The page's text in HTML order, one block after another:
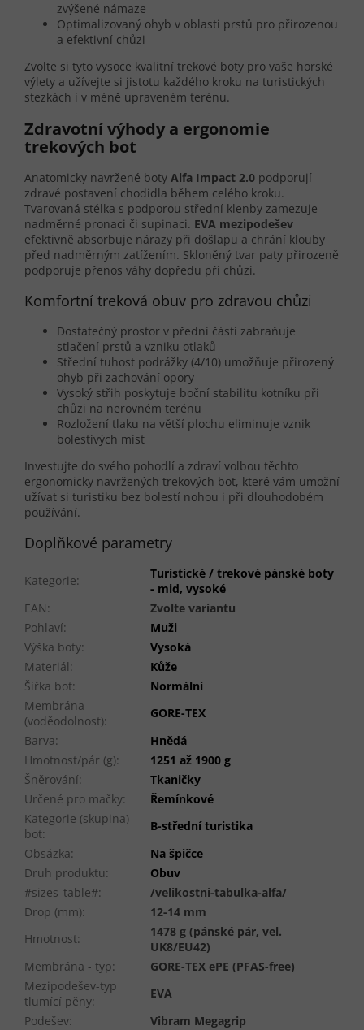
zvýšené námaze
Optimalizovaný ohyb v oblasti prstů pro přirozenou
a efektivní chůzi
Zvolte si tyto vysoce kvalitní trekové boty pro vaše horské
výlety a užívejte si jistotu každého kroku na turistických
stezkách i v méně upraveném terénu.
Zdravotní výhody a ergonomie
trekových bot
Anatomicky navržené boty Alfa Impact 2.0 podporují
zdravé postavení chodidla během celého kroku.
Tvarovaná stélka s podporou střední klenby zamezuje
nadměrné pronaci či supinaci. EVA mezipodešev
efektivně absorbuje nárazy při došlapu a chrání klouby
před nadměrným zatížením. Skloněný tvar paty přirozeně
podporuje přenos váhy dopředu při chůzi.
Komfortní treková obuv pro zdravou chůzi
Dostatečný prostor v přední části zabraňuje
stlačení prstů a vzniku otlaků
Střední tuhost podrážky (4/10) umožňuje přirozený
ohyb při zachování opory
Vysoký střih poskytuje boční stabilitu kotníku při
chůzi na nerovném terénu
Rozložení tlaku na větší plochu eliminuje vznik
bolestivých míst
Investujte do svého pohodlí a zdraví volbou těchto
ergonomicky navržených trekových bot, které vám umožní
užívat si turistiku bez bolestí nohou i při dlouhodobém
používání.
Doplňkové parametry
Kategorie:
Turistické / trekové pánské boty
- mid, vysoké
EAN:
Zvolte variantu
Pohlaví:
Muži
Výška boty:
Vysoká
Materiál:
Kůže
Šířka bot:
Normální
Membrána
(voděodolnost):
GORE-TEX
Barva:
Hnědá
Hmotnost/pár (g):
1251 až 1900 g
Šněrování:
Tkaničky
Určené pro mačky:
Řemínkové
Kategorie (skupina)
bot:
B-střední turistika
Obsázka:
Na špičce
Druh produktu:
Obuv
#sizes_table#:
/velikostni-tabulka-alfa/
Drop (mm):
12-14 mm
Hmotnost:
1478 g (pánské pár, vel.
UK8/EU42)
Membrána - typ:
GORE-TEX ePE (PFAS-free)
Mezipodešev-typ
tlumící pěny:
EVA
Podešev:
Vibram Megagrip